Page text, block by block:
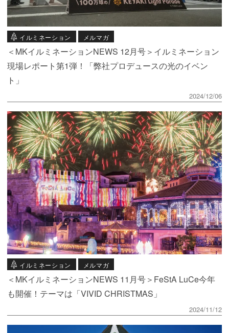
イルミネーション メルマガ
＜MKイルミネーションNEWS 12月号＞イルミネーション
現場レポート第1弾！「弊社プロデュースの光のイベン
ト」
2024/12/06
イルミネーション メルマガ
＜MKイルミネーションNEWS 11月号＞FeStA LuCe今年
も開催！テーマは「VIVID CHRISTMAS」
2024/11/12